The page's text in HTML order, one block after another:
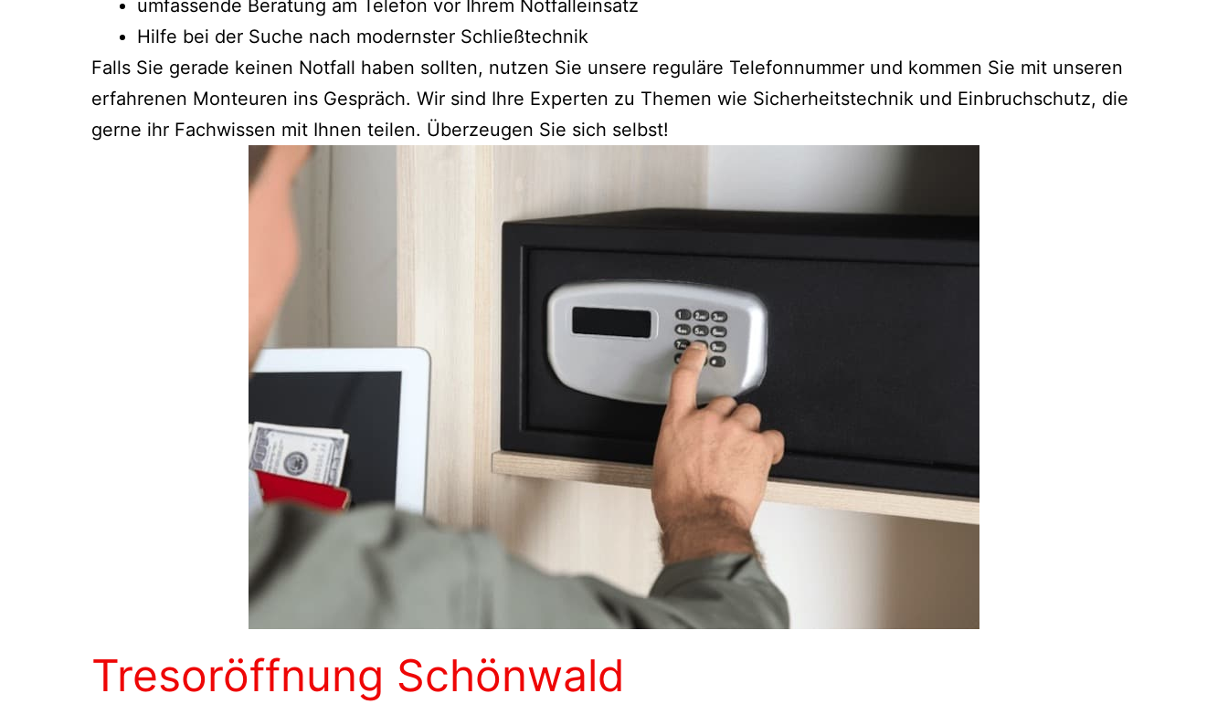
umfassende Beratung am Telefon vor Ihrem Notfalleinsatz
Hilfe bei der Suche nach modernster Schließtechnik
Falls Sie gerade keinen Notfall haben sollten, nutzen Sie unsere reguläre Telefonnummer und kommen Sie mit unseren
erfahrenen Monteuren ins Gespräch. Wir sind Ihre Experten zu Themen wie Sicherheitstechnik und Einbruchschutz, die
gerne ihr Fachwissen mit Ihnen teilen. Überzeugen Sie sich selbst!
Tresoröffnung Schönwald